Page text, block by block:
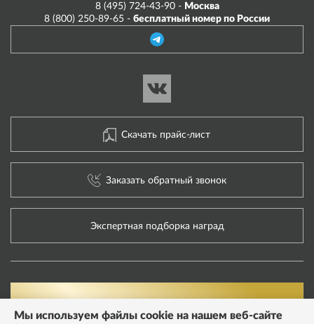
8 (495) 724-43-90 - Москва
8 (800) 250-89-65 - бесплатный номер по России
Скачать прайс-лист
Заказать обратный звонок
Экспертная подборка наград
Мы используем файлы cookie на нашем веб-сайте